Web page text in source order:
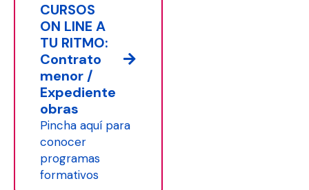
CURSOS
ON LINE A
TU RITMO:
Contrato
menor /
Expediente
obras
Pincha aquí para
conocer
programas
formativos